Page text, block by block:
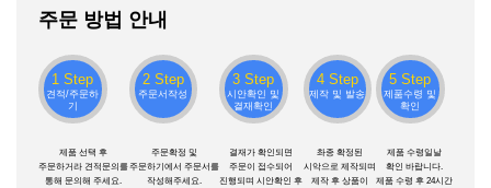
주문 방법 안내
1 Step
견적/주문하
기
제품 선택 후
주문하거라 견적문의를
통해 문의해 주세요.
2 Step
주문서작성
주문확정 및
주문하기에서 주문서를
작성해주세요.
3 Step
시안확인 및
결재확인
결재가 확인되면
주문이 접수되어
진행되며 시안확인 후
4 Step
제작 및 발송
촤종 확정된
시악으로 제작되며
제작 후 상품이
5 Step
제품수령 및
확인
제품 수령일날
확인 바랍니다.
제품 수령 후 24시간